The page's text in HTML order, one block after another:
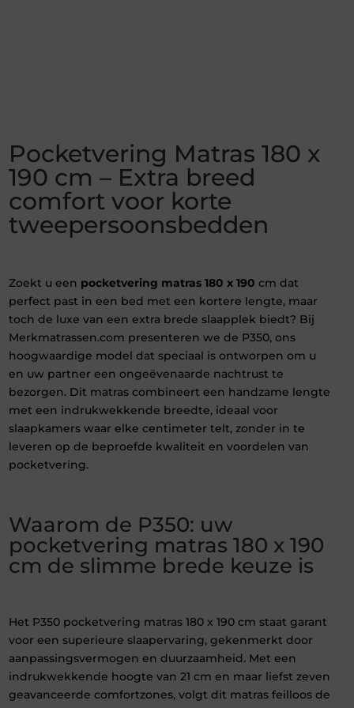
Pocketvering Matras 180 x
190 cm – Extra breed
comfort voor korte
tweepersoonsbedden
Zoekt u een pocketvering matras 180 x 190 cm dat
perfect past in een bed met een kortere lengte, maar
toch de luxe van een extra brede slaapplek biedt? Bij
Merkmatrassen.com presenteren we de P350, ons
hoogwaardige model dat speciaal is ontworpen om u
en uw partner een ongeëvenaarde nachtrust te
bezorgen. Dit matras combineert een handzame lengte
met een indrukwekkende breedte, ideaal voor
slaapkamers waar elke centimeter telt, zonder in te
leveren op de beproefde kwaliteit en voordelen van
pocketvering.
Waarom de P350: uw
pocketvering matras 180 x 190
cm de slimme brede keuze is
Het P350 pocketvering matras 180 x 190 cm staat garant
voor een superieure slaapervaring, gekenmerkt door
aanpassingsvermogen en duurzaamheid. Met een
indrukwekkende hoogte van 21 cm en maar liefst zeven
geavanceerde comfortzones, volgt dit matras feilloos de